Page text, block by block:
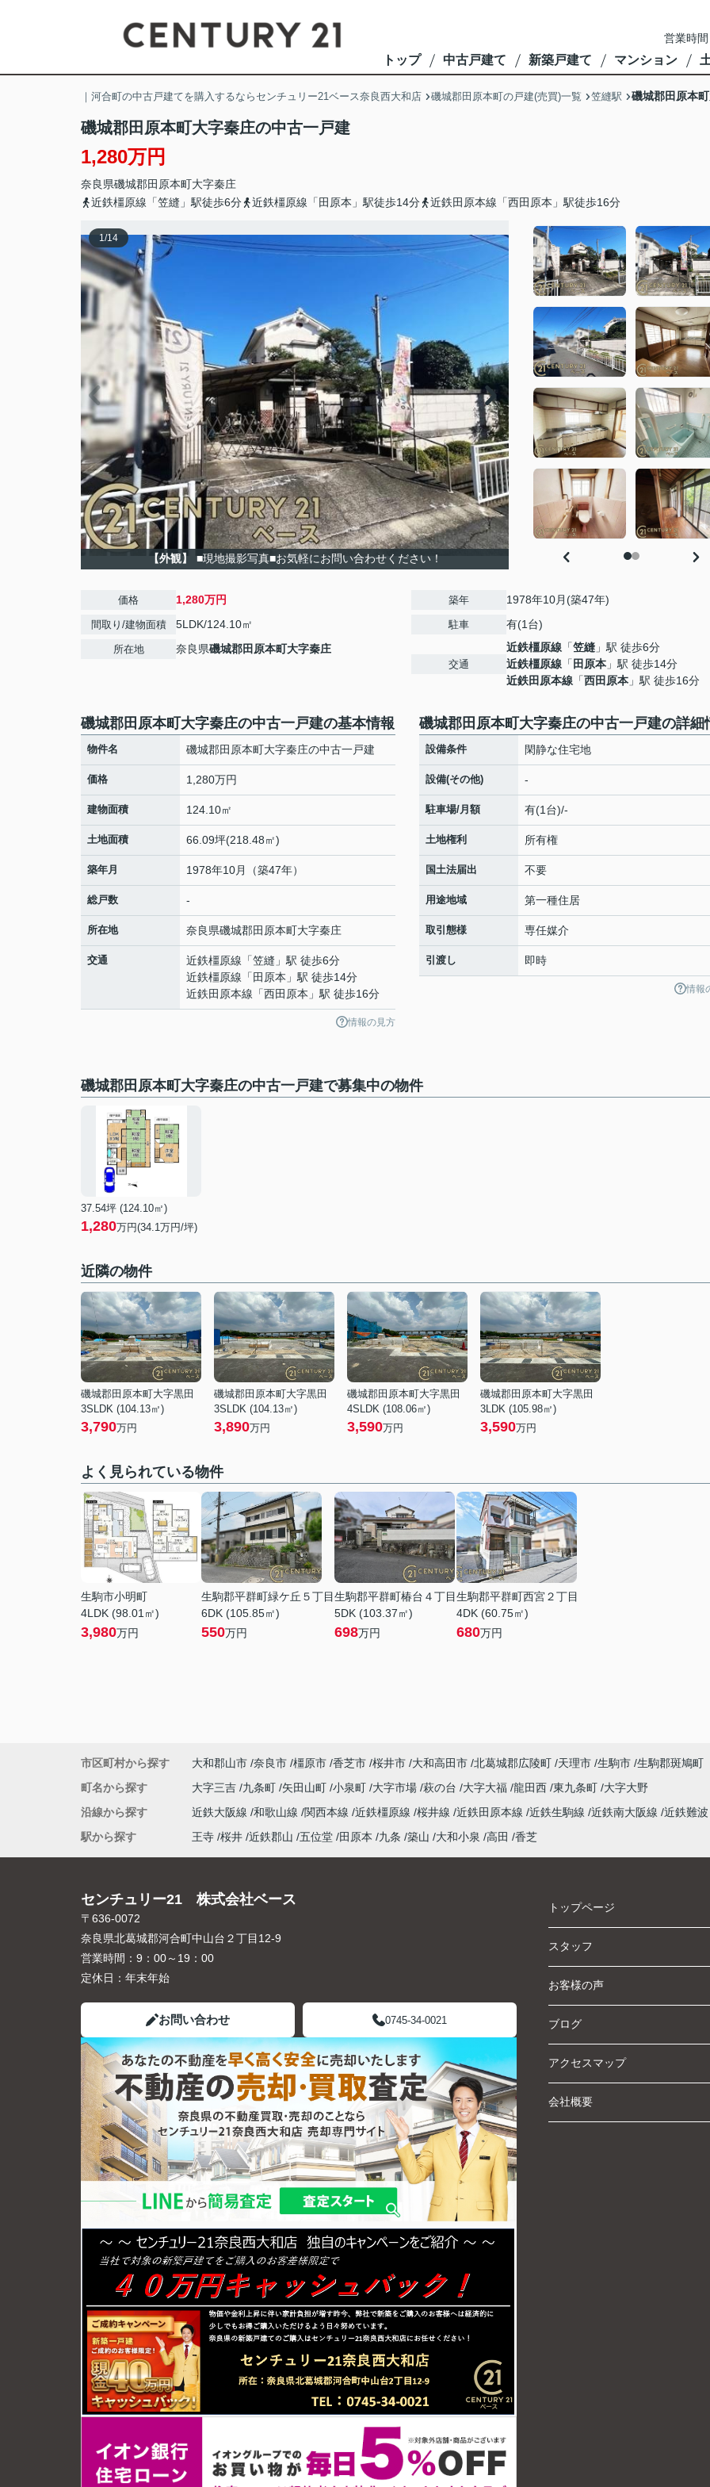
営業時
トップ 中古戸建て 新築戸建て マンション
｜河合町の中古戸建てを購入するならセンチュリー21ベース奈良西大和店 磯城郡田原本町の戸建(売買)一覧 笠縫駅 磯城郡田原本
磯城郡田原本町大字秦庄の中古一戸建
1,280万円
奈良県磯城郡田原本町大字秦庄
近鉄橿原線「笠縫」駅徒歩6分
近鉄橿原線「田原本」駅徒歩14分 近鉄田原本線「西田原本」駅徒歩16分
1/14
【外観】 ■現地撮影写真■お気軽にお問い合わせください！
価格 1,280万円
間取り/建物面積 5LDK/124.10㎡
所在地 奈良県磯城郡田原本町大字秦庄
築年 1978年10月(築47年)
駐車 有(1台)
交通
近鉄橿原線 「笠縫 」駅 徒歩6分
近鉄橿原線 「 田原本 」駅 徒歩14分
近鉄田原本線 「西田原本 」駅 徒歩16分
磯城郡田原本町大字秦庄の中古一戸建の基本情報
物件名 磯城郡田原本町大字秦庄の中古一戸建
価格 1,280万円
建物面積 124.10㎡
土地面積 66.09坪(218.48㎡)
築年月 1978年10月（築47年）
総戸数 -
所在地 奈良県磯城郡田原本町大字秦庄
交通 近鉄橿原線 「笠縫 」駅 徒歩6分
近鉄橿原線 「 田原本 」駅 徒歩14分
近鉄田原本線 「西田原本 」駅 徒歩16分
情報の見方
磯城郡田原本町大字秦庄の中古一戸建の詳細
設備条件 閑静な住宅地
設備(その他) -
駐車場/月額 有(1台)/-
土地権利 所有権
国土法届出 不要
用途地域 第一種住居
取引態様 専任媒介
引渡し 即時
情報
磯城郡田原本町大字秦庄の中古一戸建で募集中の物件
37.54坪 (124.10㎡)
1,280万円(34.1万円/坪)
近隣の物件
磯城郡田原本町大字黒田
3SLDK (104.13㎡)
3,790万円
磯城郡田原本町大字黒田
3SLDK (104.13㎡)
3,890万円
磯城郡田原本町大字黒田
4SLDK (108.06㎡)
3,590万円
磯城郡田原本町大字黒田
3LDK (105.98㎡)
3,590万円
よく見られている物件
生駒市小明町
4LDK (98.01㎡)
3,980万円
生駒郡平群町緑ケ丘５丁目
6DK (105.85㎡)
550万円
生駒郡平群町椿台４丁目
5DK (103.37㎡)
698万円
生駒郡平群町西宮２丁目
4DK (60.75㎡)
680万円
市区町村から探す 大和郡山市 奈良市 橿原市 香芝市 桜井市 大和高田市 北葛城郡広陵町 天理市 生駒市 生駒郡斑鳩町
町名から探す
大字三吉 九条町 矢田山町 小泉町 大字市場 萩の台 大字大福 龍田西 東九条町 大字大野
沿線から探す
近鉄大阪線 和歌山線 関西本線 近鉄橿原線 桜井線 近鉄田原本線 近鉄生駒線 近鉄南大阪線 近鉄難
駅から探す
王寺 桜井 近鉄郡山 五位堂 田原本 九条 築山 大和小泉 高田 香芝
センチュリー21 株式会社ベース
〒636-0072
奈良県北葛城郡河合町中山台２丁目12-9
営業時間： 9：00～19：00
定休日： 年末年始
お問い合わせ 0745-34-0021
トップページ
スタッフ
お客様の声
ブログ
アクセスマップ
会社概要